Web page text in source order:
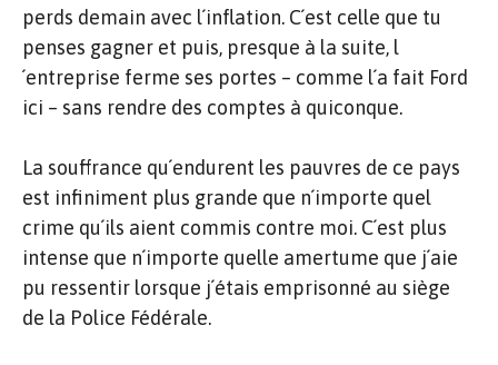
perds demain avec l´inflation. C´est celle que tu
penses gagner et puis, presque à la suite, l
´entreprise ferme ses portes – comme l´a fait Ford
ici – sans rendre des comptes à quiconque.
La souffrance qu´endurent les pauvres de ce pays
est infiniment plus grande que n´importe quel
crime qu´ils aient commis contre moi. C´est plus
intense que n´importe quelle amertume que j´aie
pu ressentir lorsque j´étais emprisonné au siège
de la Police Fédérale.